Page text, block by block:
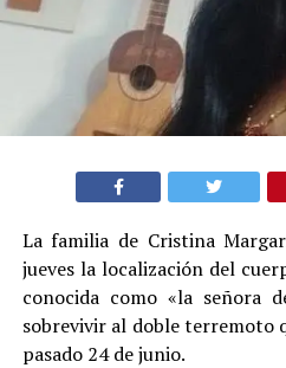
La familia de Cristina
jueves la localización del
conocida como «la señora
sobrevivir al doble terremoto
pasado 24 de junio.